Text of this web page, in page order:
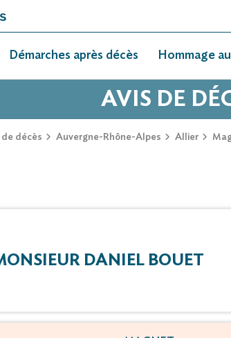
Démarches après décès Hommage
AVIS DE
de décès Auvergne-Rhône-Alpes Allier
DANIEL BOUET